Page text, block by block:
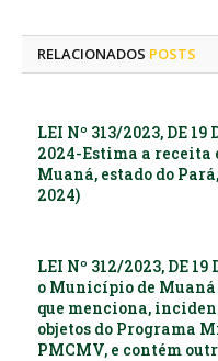
RELACIONADOS POSTS
LEI Nº 313/2023, DE 19
2024-Estima a receita
Muaná, estado do
2024)
LEI Nº 312/2023, DE
o Município de
que menciona,
objetos do Programa
PMCMV, e contém